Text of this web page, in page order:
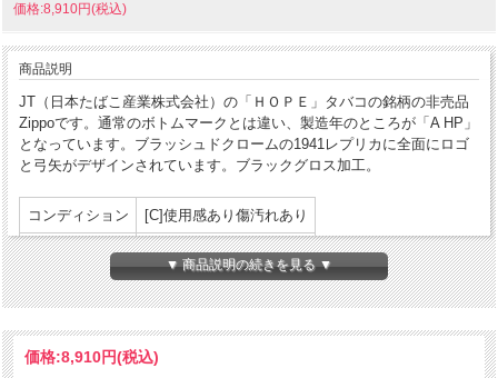
価格:8,910円(税込)
商品説明
JT（日本たばこ産業株式会社）の「ＨＯＰＥ」タバコの銘柄の非売品
Zippoです。通常のボトムマークとは違い、製造年のところが「A HP」
となっています。ブラッシュドクロームの1941レプリカに全面にロゴ
と弓矢がデザインされています。ブラックグロス加工。
コンディション [C]使用感あり傷汚れあり
製造年月 2001年
製造国 アメリカ合衆国
付属品
パッケージ:なし
▼ 商品説明の続きを見る ▼
価格:8,910円(税込)